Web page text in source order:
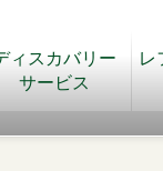
ィスカバリー
サービス
レ